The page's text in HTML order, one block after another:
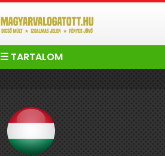
☰ TARTALOM